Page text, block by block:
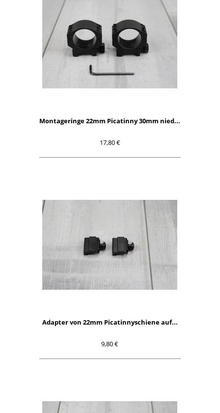
Montageringe 22mm Picatinny 30mm nied...
17,80 €
Adapter von 22mm Picatinnyschiene auf...
9,80 €